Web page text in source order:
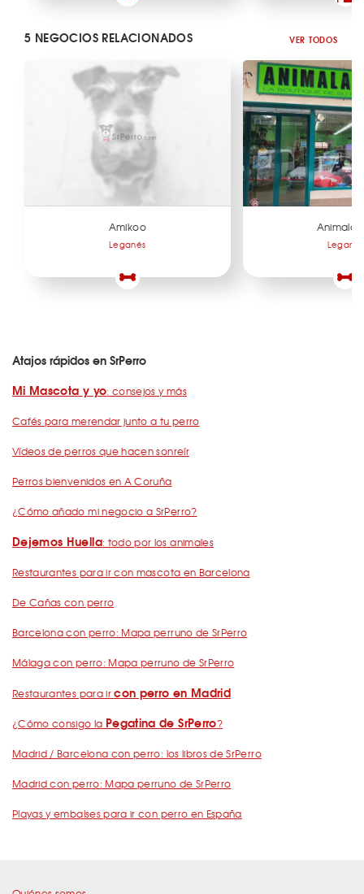
5 NEGOCIOS RELACIONADOS VER TODOS
Amikoo
Leganés Leganés
Atajos rápidos en SrPerro
Mi Mascota y yo: consejos y más
Cafés para merendar junto a tu perro
Vídeos de perros que hacen sonreír
Perros bienvenidos en A Coruña
¿Cómo añado mi negocio a SrPerro?
Dejemos Huella: todo por los animales
Restaurantes para ir con mascota en Barcelona
De Cañas con perro
Barcelona con perro: Mapa perruno de SrPerro
Málaga con perro: Mapa perruno de SrPerro
Restaurantes para ircon perro en Madrid
¿Cómo consigo la Pegatina de SrPerro?
Madrid / Barcelona con perro: los libros de SrPerro
Madrid con perro: Mapa perruno de SrPerro
Playas y embalses para ir con perro en España